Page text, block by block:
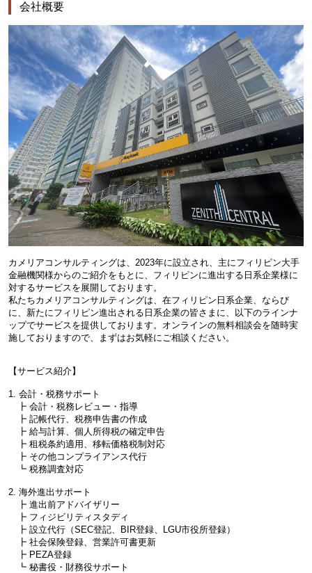
会社概要
カメリアコンサルティングは、2023年に設立され、主にフィリピン大手
金融機関様からのご紹介をもとに、フィリピンに進出する日系企業様に
対するサービスを展開しております。
私たちカメリアコンサルティングは、在フィリピン日系企業、ならび
に、新たにフィリピン進出される日系企業の皆さまに、以下のラインナ
ップでサービスを提供しております。オンラインの無料相談会を随時実
施しておりますので、まずはお気軽にご相談ください。
【サービス紹介】
1. 会計・税務サポート
┣ 会計・税務レビュー・指導
┣ 記帳代行、税務申告書の作成
┣ 給与計算、個人所得税の確定申告
┣ 租税条約適用、移転価格税制対応
┣ その他コンプライアンス代行
┗ 税務調査対応
2. 海外進出サポート
┣ 進出前アドバイザリー
┣ フィジビリティスタディ
┣ 設立代行（SEC登記、BIR登録、LGU市役所登録）
┣ 社会保険登録、営業許可書更新
┣ PEZA登録
┗ 秘書役・財務役サポート